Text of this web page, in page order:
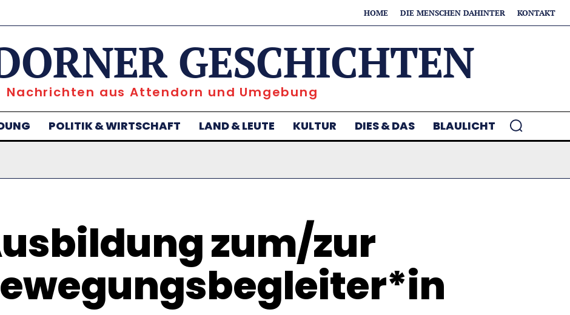
HOME DIE MENSCHEN DAHINTER KONTAKT
GESCHICHTEN
Nachrichten aus Attendorn und Umgebung
POLITIK & WIRTSCHAFT LAND & LEUTE KULTUR DIES & DAS BLAULICHT
zum/zur